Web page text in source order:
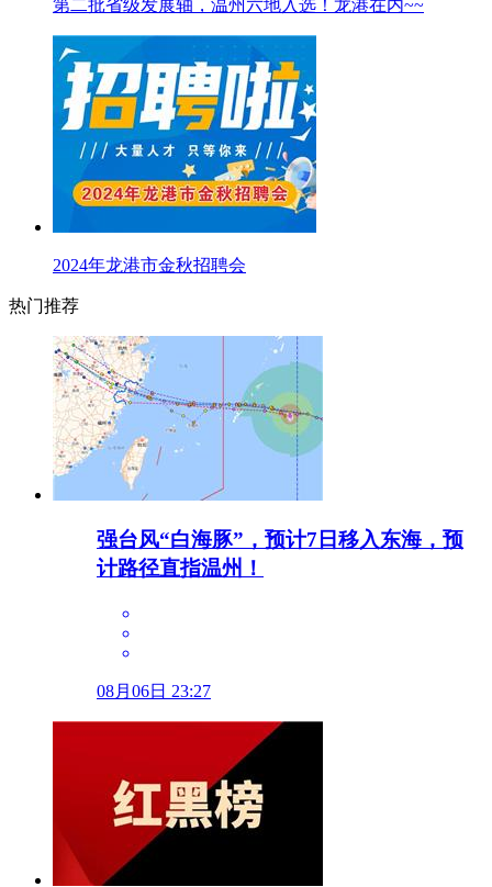
第二批省级发展轴，温州六地入选！龙港在内~~
2024年龙港市金秋招聘会
热门推荐
强台风“白海豚”，预计7日移入东海，预
计路径直指温州！
08月06日 23:27